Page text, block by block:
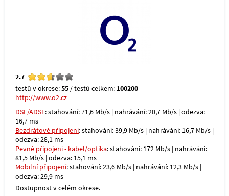
2.7
testů v okrese:55 / testů celkem: 100200
http://www.o2.cz
DSL/ADSL: stahování: 71,6 Mb/s | nahrávání: 20,7 Mb/s | odezva:
16,7 ms
Bezdrátové připojení: stahování: 39,9 Mb/s | nahrávání: 16,7 Mb/s |
odezva: 28,1 ms
Pevné připojení - kabel/optika: stahování: 172 Mb/s | nahrávání:
81,5 Mb/s | odezva: 15,1 ms
Mobilní připojení: stahování: 23,6 Mb/s | nahrávání: 12,3 Mb/s |
odezva: 29,9 ms
Dostupnost v celém okrese.